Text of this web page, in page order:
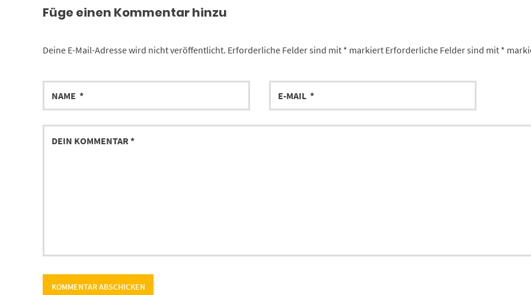
Füge einen Kommentar hinzu
Deine E-Mail-Adresse wird nicht veröffentlicht. Erforderliche Felder sind mit * markiertErforderliche Felder sind mit *